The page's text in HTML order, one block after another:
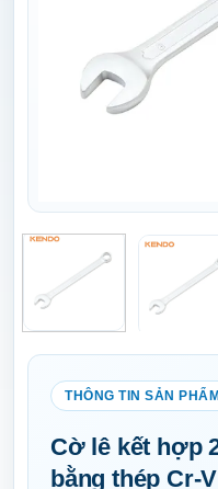
Cờ lê kết hợp
bằng thép Cr-